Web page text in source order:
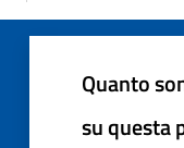
Quanto
su questa